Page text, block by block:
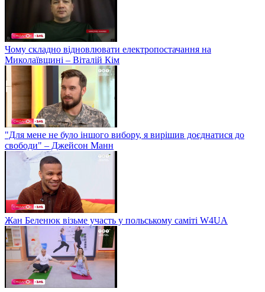
Чому складно відновлювати електропостачання на
Миколаївщині – Віталій Кім
"Для мене не було іншого вибору, я вирішив доєднатися до
свободи" – Джейсон Манн
Жан Беленюк візьме участь у польському саміті W4UA